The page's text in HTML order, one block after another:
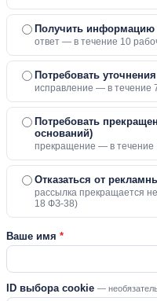
Получить информацию
ответ — в течение 10
Потребовать
исправление — в течение
Потребовать
оснований)
прекращение — в течение
Отказаться от
рассылка прекращается
18 ФЗ-38)
Ваше имя *
ID выбора cookie —